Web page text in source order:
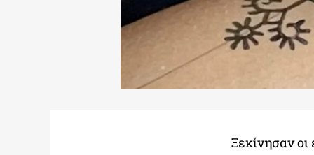
Ξεκίνησαν